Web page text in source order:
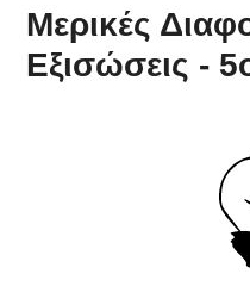
Μερικές
Εξισώσεις -